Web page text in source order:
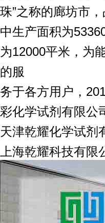
珠”之称的廊坊市
中生产面积为
为12000平米，为
的服
务于各方用户，
彩化学试剂有限公
天津乾耀化学试剂
上海乾耀科技有限